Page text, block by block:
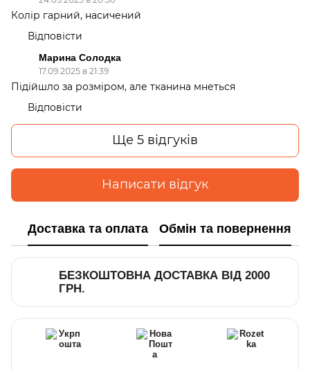
Колір гарний, насичений
Відповісти
Марина Солодка
17.09.2025 в 21:39
Підійшло за розміром, але тканина мнеться
Відповісти
Ще 5 відгуків
Написати відгук
Доставка та оплата Обмін та повернення
БЕЗКОШТОВНА ДОСТАВКА ВІД 2000
ГРН.